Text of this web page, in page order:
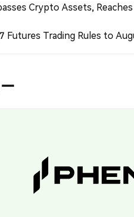
Crypto Assets,
Futures Trading Rules to